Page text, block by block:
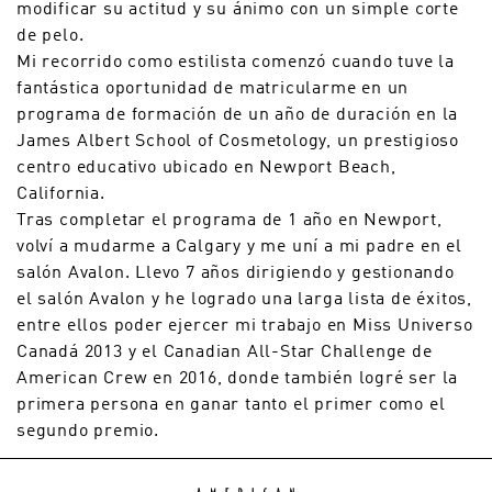
de pelo.
Mi recorrido como estilista comenzó cuando tuve la
fantástica oportunidad de matricularme en un
programa de formación de un año de duración en la
James Albert School of Cosmetology, un prestigioso
centro educativo ubicado en Newport Beach,
California.
Tras completar el programa de 1 año en Newport,
volví a mudarme a Calgary y me uní a mi padre en el
salón Avalon. Llevo 7 años dirigiendo y gestionando
el salón Avalon y he logrado una larga lista de éxitos,
entre ellos poder ejercer mi trabajo en Miss Universo
Canadá 2013 y el Canadian All-Star Challenge de
American Crew en 2016, donde también logré ser la
primera persona en ganar tanto el primer como el
segundo premio.